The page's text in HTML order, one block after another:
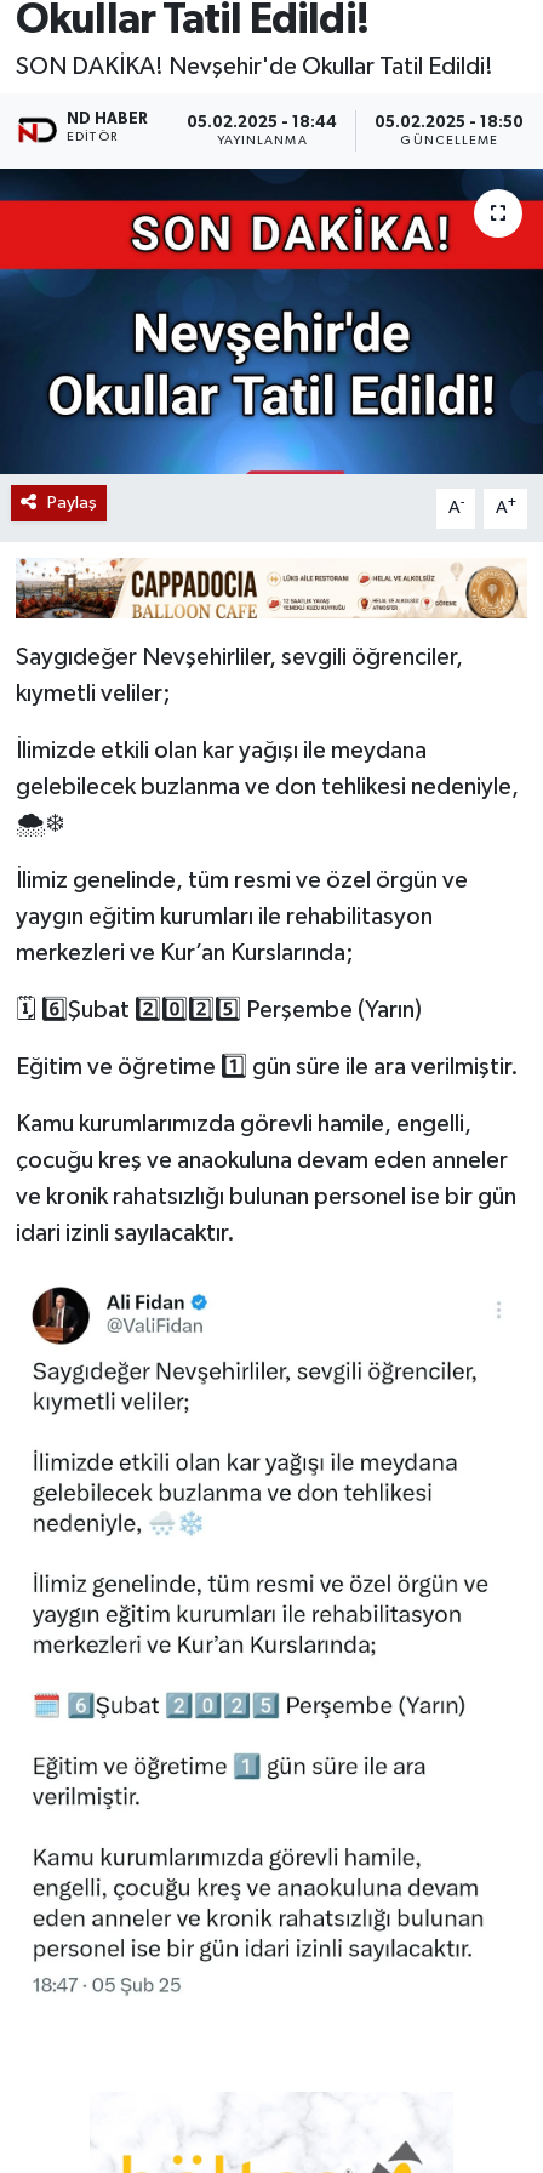
Okullar Tatil Edildi!
SON DAKİKA! Nevşehir'de Okullar Tatil Edildi!
ND HABER
EDITÖR
05.02.2025 - 18:44
YAYINLANMA
05.02.2025 - 18:50
GÜNCELLEME
Paylaş A- A+
Saygıdeğer Nevşehirliler, sevgili öğrenciler,
kıymetli veliler;
İlimizde etkili olan kar yağışı ile meydana
gelebilecek buzlanma ve don tehlikesi nedeniyle,
🌨️❄️
İlimiz genelinde, tüm resmi ve özel örgün ve
yaygın eğitim kurumları ile rehabilitasyon
merkezleri ve Kur’an Kurslarında;
🗓️ 6️⃣Şubat 2️⃣0️⃣2️⃣5️⃣ Perşembe (Yarın)
Eğitim ve öğretime 1️⃣ gün süre ile ara verilmiştir.
Kamu kurumlarımızda görevli hamile, engelli,
çocuğu kreş ve anaokuluna devam eden anneler
ve kronik rahatsızlığı bulunan personel ise bir gün
idari izinli sayılacaktır.